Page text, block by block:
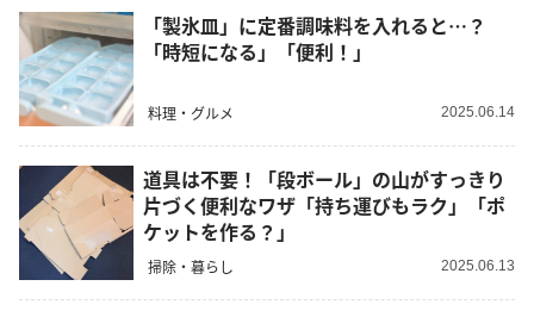
「製氷皿」に定番調味料を入れると…？
「時短になる」「便利！」
料理・グルメ 2025.06.14
道具は不要！「段ボール」の山がすっきり
片づく便利なワザ「持ち運びもラク」「ポ
ケットを作る？」
掃除・暮らし 2025.06.13